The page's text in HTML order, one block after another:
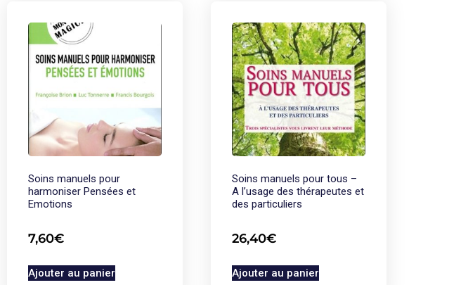
Soins manuels pour
harmoniser Pensées et
Emotions
7,60€
Ajouter au panier
Soins manuels pour tous –
A l’usage des thérapeutes et
des particuliers
26,40€
Ajouter au panier